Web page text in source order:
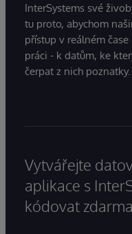
InterSystems své
tu proto, abychom
přístup v reálném
práci - k datům, ke
čerpat z nich poznatky.
Vytvářejte
aplikace s
kódovat